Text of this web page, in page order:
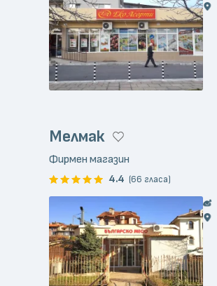
Мелмак
Фирмен магазин
4.4 (66 гласа)